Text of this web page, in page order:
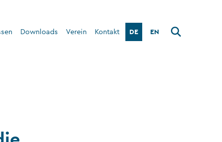
Downloads Verein Kontakt DE EN